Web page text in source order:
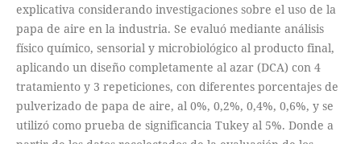
explicativa considerando investigaciones sobre el uso de la
papa de aire en la industria. Se evaluó mediante análisis
físico químico, sensorial y microbiológico al producto final,
aplicando un diseño completamente al azar (DCA) con 4
tratamiento y 3 repeticiones, con diferentes porcentajes de
pulverizado de papa de aire, al 0%, 0,2%, 0,4%, 0,6%, y se
utilizó como prueba de significancia Tukey al 5%. Donde a